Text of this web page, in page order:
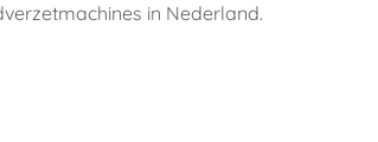
in Nederland.